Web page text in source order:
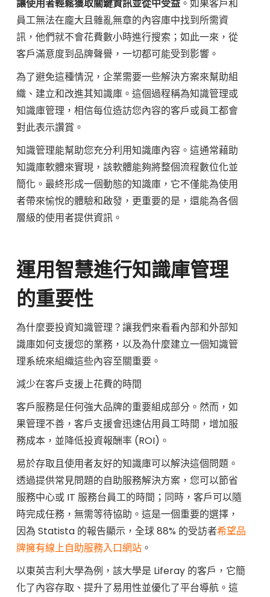
讓使用者輕鬆獲取關鍵資訊並從中受益 。如果客戶和
員工無法在龐大且雜亂無章的內容庫中找到所需資
訊，他們就不會花費數小時進行搜索；如此一來，從
客戶滿意度到品牌聲譽，一切都可能受到影響。
為了避免這種情況，企業需要一些解決方案來幫助組
織、建立和改進其知識庫。這個過程稱為知識管理或
知識庫管理，相信每位造訪您內容的客戶或員工都會
對此表示讚賞。
知識管理能幫助您充分利用知識庫內容。這通常藉助
知識庫軟體來實現，該軟體能夠將整個流程數位化並
簡化。最終形成一個動態的知識庫，它不僅能為使用
者帶來愉悅的體驗和啟發，更重要的是，還能為各個
層級的使用者提供資訊。
運用智慧進行知識庫管理
的重要性
為什麼要投資知識管理？讓我們來看看內部和外部知
識庫如何支援您的業務，以及為什麼建立一個知識管
理系統來組織這些內容至關重要。
減少在客戶支援上花費的時間
客戶服務是任何強大品牌的重要組成部分。然而，如
果管理不善，客戶支援會迅速佔用員工時間，增加服
務成本，並降低投資報酬率 (ROI)。
易於存取且使用者友好的知識庫可以解決這個問題。
透過提供常見問題的自助服務解決方案，您可以節省
服務中心或 IT 服務台員工的時間；同時，客戶可以隨
時完成任務，無需等待協助。這是一個重要的選擇，
因為 Statista 的報告顯示，全球 88% 的受訪者希望品
牌擁有線上自助服務入口網站 。
以東英吉利大學為例，該大學是 Liferay 的客戶，它簡
化了內容存取、提升了易用性並優化了平台導航。這